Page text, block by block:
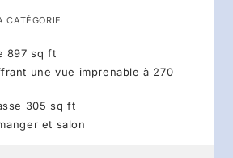
CATÉGORIE
897 sq ft
une vue imprenable à 270
305 sq ft
et salon